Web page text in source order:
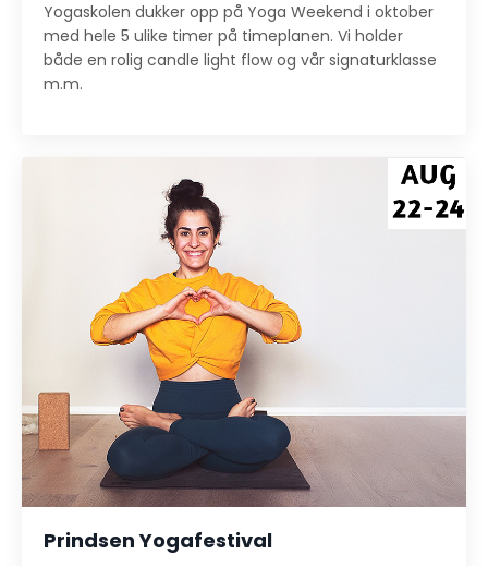
Yogaskolen dukker opp på Yoga Weekend i oktober
med hele 5 ulike timer på timeplanen. Vi holder
både en rolig candle light flow og vår signaturklasse
m.m.
Prindsen Yogafestival